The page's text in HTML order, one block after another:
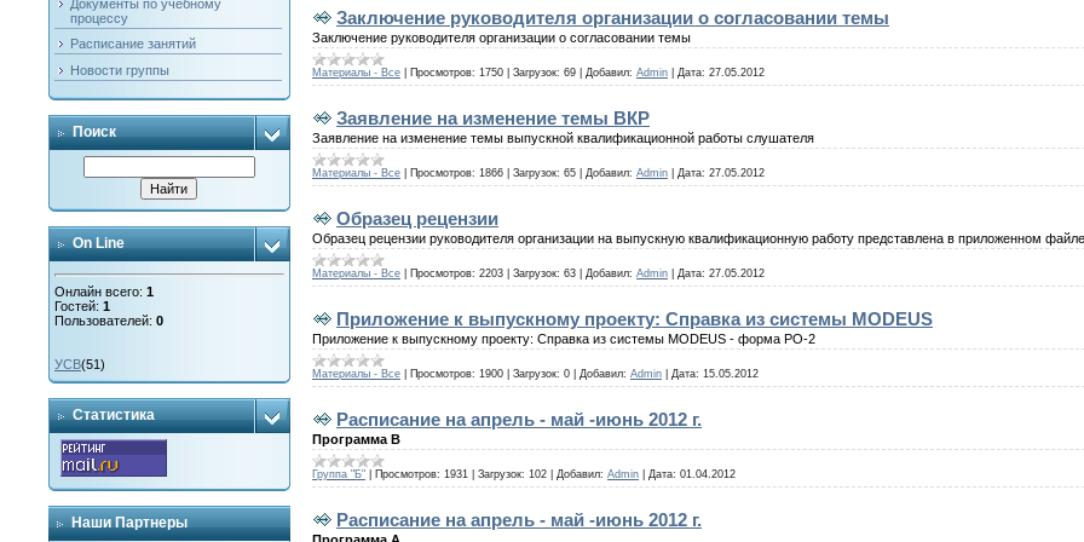
Документы по учебному
процессу
Расписание занятий
Новости группы
Поиск
On Line
Онлайн всего: 1
Гостей: 1
Пользователей: 0
УСВ(51)
Статистика
Наши Партнеры
Заключение руководителя организации о согласовании темы
Заключение руководителя организации о согласовании темы
Материалы - Все| Просмотров: 1750| Загрузок: 69| Добавил: Admin| Дата: 27.05.2012
Заявление на изменение темы ВКР
Заявление на изменение темы выпускной квалификационной работы слушателя
Материалы - Все| Просмотров: 1866| Загрузок: 65| Добавил: Admin| Дата: 27.05.2012
Образец рецензии
Образец рецензии руководителя организации на выпускную квалификационную работу представлена в приложенном
Материалы - Все| Просмотров: 2203| Загрузок: 63| Добавил: Admin| Дата: 27.05.2012
Приложение к выпускному проекту: Справка из системы MODEUS
Приложение к выпускному проекту: Справка из системы MODEUS - форма РО-2
Материалы - Все| Просмотров: 1900| Загрузок: 0| Добавил: Admin| Дата: 15.05.2012
Расписание на апрель - май -июнь 2012 г.
Программа В
Группа "Б"| Просмотров: 1931 Загрузок: 102| Добавил: Admin| Дата: 01.04.2012
Расписание на апрель - май -июнь 2012 г.